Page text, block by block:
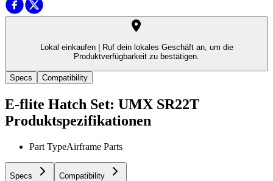
Lokal einkaufen |
Ruf dein lokales Geschäft an, um die
Produktverfügbarkeit zu bestätigen.
Specs Compatibility
E-flite Hatch Set: UMX SR22T
Produktspezifikationen
Part TypeAirframe Parts
Specs Compatibility